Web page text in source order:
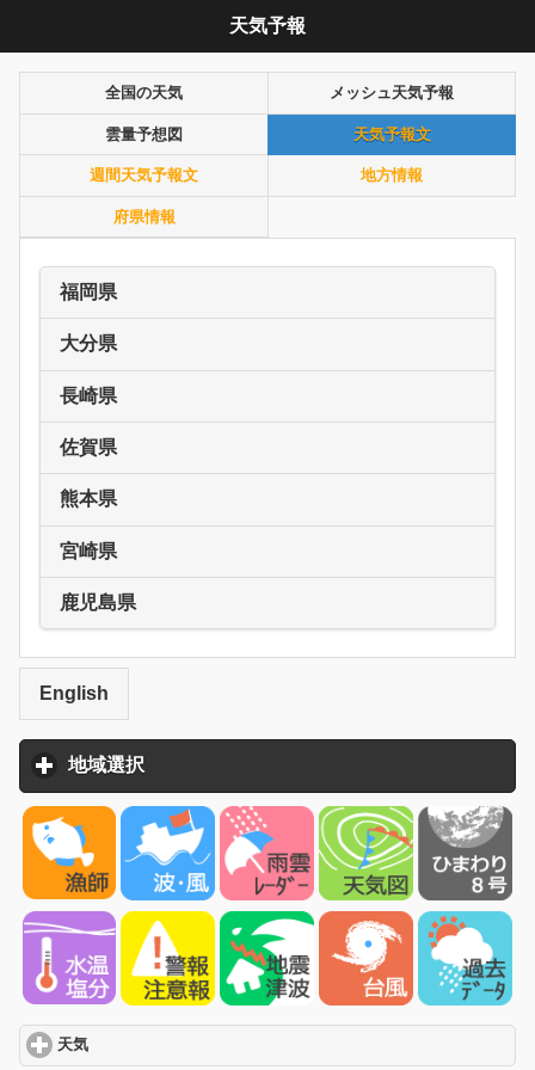
天気予報
全国の天気 メッシュ天気予報
雲量予想図 天気予報文
週間天気予報文 地方情報
府県情報
福岡県
大分県
長崎県
佐賀県
熊本県
宮崎県
鹿児島県
English
地域選択
天気